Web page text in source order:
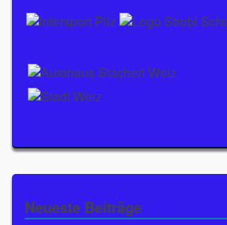
Neueste Beiträge